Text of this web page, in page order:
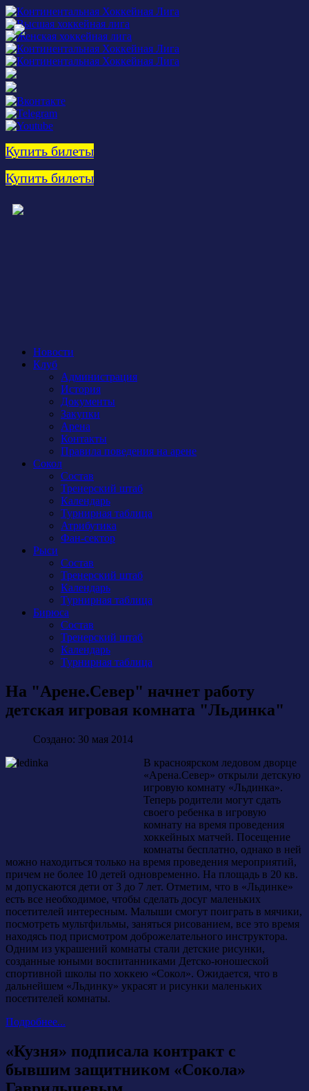
Купить билеты
Купить билеты
Новости
Клуб
Администрация
История
Документы
Закупки
Арена
Контакты
Правила поведения на арене
Сокол
Состав
Тренерский штаб
Календарь
Турнирная таблица
Атрибутика
Фан-сектор
Рыси
Состав
Тренерский штаб
Календарь
Турнирная таблица
Бирюса
Состав
Тренерский штаб
Календарь
Турнирная таблица
На "Арене.Север" начнет работу
детская игровая комната "Льдинка"
Создано: 30 мая 2014
В красноярском ледовом дворце
«Арена.Север» открыли детскую
игровую комнату «Льдинка».
Теперь родители могут сдать
своего ребенка в игровую
комнату на время проведения
хоккейных матчей. Посещение
комнаты бесплатно, однако в ней
можно находиться только на время проведения мероприятий,
причем не более 10 детей одновременно. На площадь в 20 кв.
м допускаются дети от 3 до 7 лет. Отметим, что в «Льдинке»
есть все необходимое, чтобы сделать досуг маленьких
посетителей интересным. Малыши смогут поиграть в мячики,
посмотреть мультфильмы, заняться рисованием, все это время
находясь под присмотром доброжелательного инструктора.
Одним из украшений комнаты стали детские рисунки,
созданные юными воспитанниками Детско-юношеской
спортивной школы по хоккею «Сокол». Ожидается, что в
дальнейшем «Льдинку» украсят и рисунки маленьких
посетителей комнаты.
Подробнее...
«Кузня» подписала контракт с
бывшим защитником «Сокола»